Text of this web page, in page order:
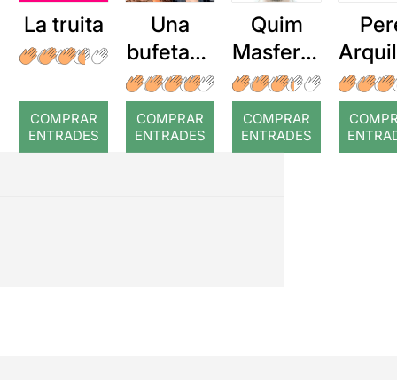
La truita
COMPRAR
ENTRADES
Una
bufetada
a temps
COMPRAR
ENTRADES
Quim
Masferre
r: Temps
COMPRAR
ENTRADES
: